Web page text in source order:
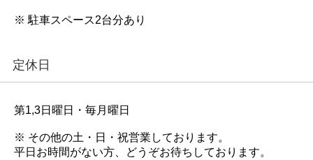
※ 駐車スペース2台分あり
定休日
第1,3日曜日・毎月曜日
※ その他の土・日・祝営業しております。
平日お時間がない方、どうぞお待ちしております。